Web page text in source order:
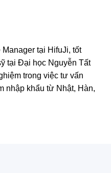
tại HifuJi, tốt
tại Đại học Nguyễn Tất
trong việc tư vấn
nhập khẩu từ Nhật, Hàn,